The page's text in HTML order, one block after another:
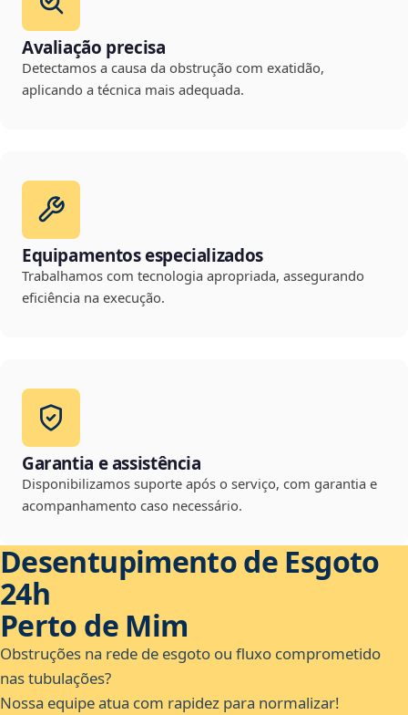
Avaliação precisa
Detectamos a causa da obstrução com exatidão,
aplicando a técnica mais adequada.
Equipamentos especializados
Trabalhamos com tecnologia apropriada, assegurando
eficiência na execução.
Garantia e assistência
Disponibilizamos suporte após o serviço, com garantia e
acompanhamento caso necessário.
Desentupimento de Esgoto
24h
Perto de Mim
Obstruções na rede de esgoto ou fluxo comprometido
nas tubulações?
Nossa equipe atua com rapidez para normalizar!